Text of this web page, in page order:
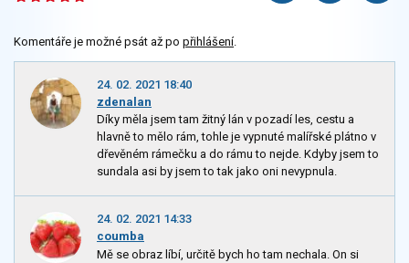
Komentáře je možné psát až po přihlášení.
24. 02. 2021 18:40
zdenalan
Díky měla jsem tam žitný lán v pozadí les, cestu a
hlavně to mělo rám, tohle je vypnuté malířské plátno v
dřevěném rámečku a do rámu to nejde. Kdyby jsem to
sundala asi by jsem to tak jako oni nevypnula.
24. 02. 2021 14:33
coumba
Mě se obraz líbí, určitě bych ho tam nechala. On si